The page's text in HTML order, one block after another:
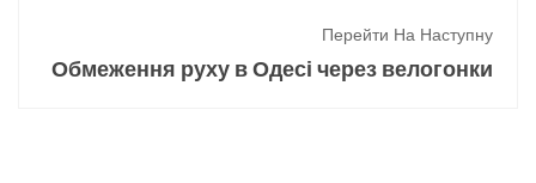
Перейти На Наступну
Обмеження руху в Одесі через велогонки